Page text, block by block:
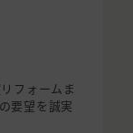
フォームま
要望を誠実